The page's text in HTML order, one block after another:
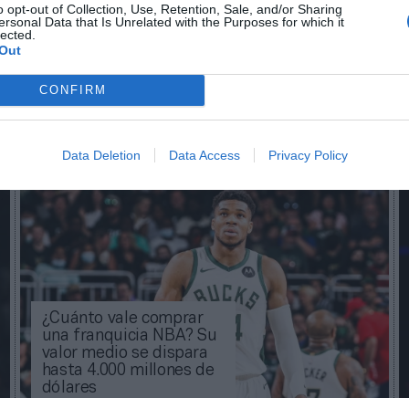
opt-out of Collection, Use, Retention, Sale, and/or Sharing
Data that Is Unrelated with the Purposes for which it
CONFIRM
Data Deletion Data Access Privacy Policy
¡Suscríbete! Inicia sesión
¿Cuánto vale comprar
una franquicia NBA? Su
valor medio se dispara
hasta 4.000 millones de
dólares